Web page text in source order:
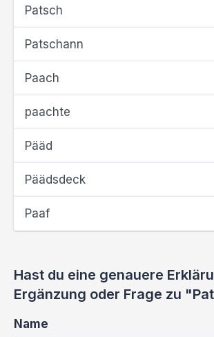
Patsch
Patschann
Paach
paachte
Pääd
Päädsdeck
Paaf
Hast du eine genauere
Ergänzung oder Frage zu
Name